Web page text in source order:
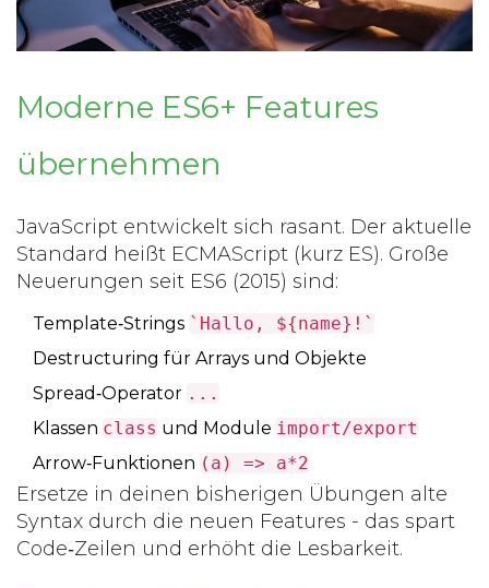
Moderne ES6+ Features
übernehmen
JavaScript entwickelt sich rasant. Der aktuelle
Standard heißt ECMAScript (kurz ES). Große
Neuerungen seit ES6 (2015) sind:
Template‑Strings `Hallo, ${name}!`
Destructuring für Arrays und Objekte
Spread‑Operator ...
Klassen class und Module import/export
Arrow‑Funktionen (a) => a*2
Ersetze in deinen bisherigen Übungen alte
Syntax durch die neuen Features - das spart
Code‑Zeilen und erhöht die Lesbarkeit.